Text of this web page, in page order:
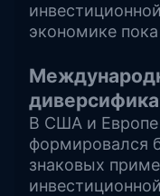
экономике
В США и Европе
формировался
знаковых